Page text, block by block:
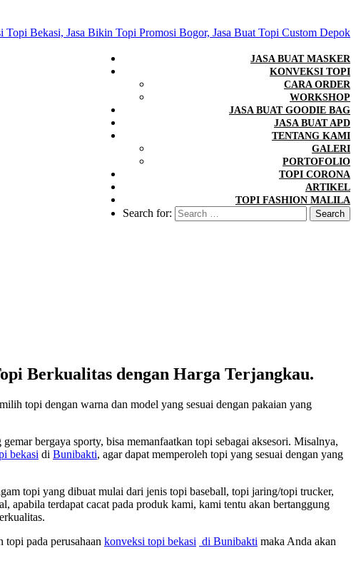
JASA BUAT MASKER
KONVEKSI TOPI
CARA ORDER
WORKSHOP
JASA BUAT GOODIE BAG
JASA BUAT APD
TENTANG KAMI
GALERI
PORTOFOLIO
TOPI CORONA
ARTIKEL
TOPI FASHION MALILA
Search for:
Berkualitas dengan Harga Terjangkau.
topi dengan warna dan model yang sesuai dengan pakaian yang
bergaya sporty, bisa memanfaatkan topi sebagai aksesori. Misalnya,
bekasi di Bunibakti, agar dapat memperoleh topi yang sesuai dengan yang
topi yang dibuat mulai dari jenis topi baseball, topi jaring/topi trucker,
terdapat cacat pada produk kami, kami tentu akan bertanggung
pada perusahaan konveksi topi bekasi di Bunibakti maka Anda akan